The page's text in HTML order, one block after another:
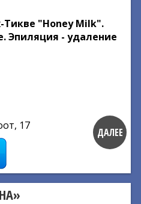
Тикве "Honey Milk".
Эпиляция - удаление
17
ДАЛЕЕ